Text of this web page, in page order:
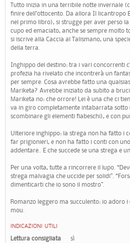
Tutto inizia in una terribile notte invernale
finire dell’ottocento. Da allora Il licantropo
nel primo libro), si strugge per aver perso
cupo ed emaciato, anche se sempre
si iscrive alla Caccia al Talismano, una
della terra.
Inghippo del destino: tra i vari concorrenti
profezia ha rivelato che incontrerà un
per sempre. Cosa avrebbe fatto una
Mariketa? Avrebbe iniziato da subito a
Mariketa no: che orrore! Lei è una che ci
va in giro completamente intabarrata sotto
scombinare gli elementi fiabeschi), e con
Ulteriore inghippo: la strega non ha fatto i
far prigionieri, e non ha fatto i conti con
addentare.. E che succede se una strega e
Per una volta, tutte a rincorrere il lupo.
strega malvagia che uccide per solidi”.
dimenticarti che io sono il mostro”.
Romanzo leggero ma succulento: io adoro
mou.
INDICAZIONI UTILI
Lettura consigliata
sì